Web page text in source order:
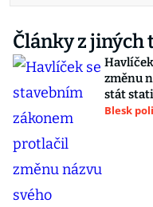
Články z
změnu
stát
Blesk